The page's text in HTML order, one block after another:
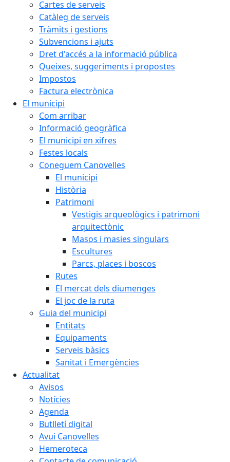
Cartes de serveis
Catàleg de serveis
Tràmits i gestions
Subvencions i ajuts
Dret d'accés a la informació pública
Queixes, suggeriments i propostes
Impostos
Factura electrònica
El municipi
Com arribar
Informació geogràfica
El municipi en xifres
Festes locals
Coneguem Canovelles
El municipi
Història
Patrimoni
Vestigis arqueològics i patrimoni
arquitectònic
Masos i masies singulars
Escultures
Parcs, places i boscos
Rutes
El mercat dels diumenges
El joc de la ruta
Guia del municipi
Entitats
Equipaments
Serveis bàsics
Sanitat i Emergències
Actualitat
Avisos
Notícies
Agenda
Butlletí digital
Avui Canovelles
Hemeroteca